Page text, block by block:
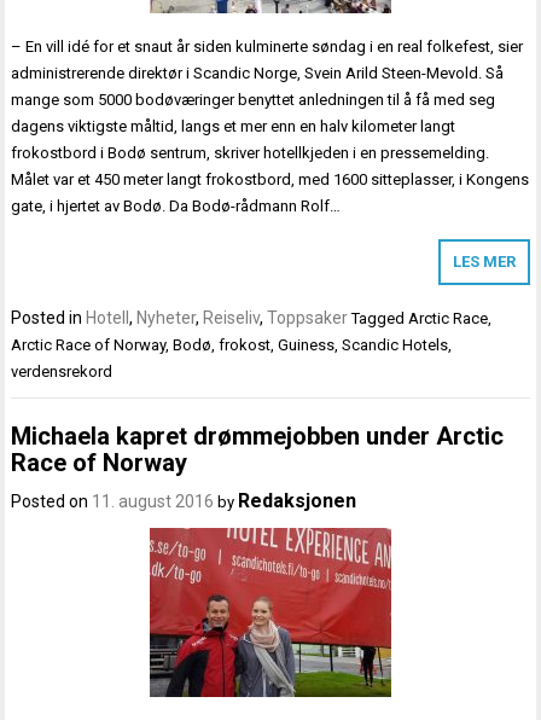
– En vill idé for et snaut år siden kulminerte søndag i en real folkefest, sier
administrerende direktør i Scandic Norge, Svein Arild Steen-Mevold. Så
mange som 5000 bodøværinger benyttet anledningen til å få med seg
dagens viktigste måltid, langs et mer enn en halv kilometer langt
frokostbord i Bodø sentrum, skriver hotellkjeden i en pressemelding.
Målet var et 450 meter langt frokostbord, med 1600 sitteplasser, i Kongens
gate, i hjertet av Bodø. Da Bodø-rådmann Rolf…
LES MER
Posted in Hotell, Nyheter, Reiseliv,Toppsaker TaggedArctic Race,
Arctic Race of Norway,Bodø,frokost,Guiness,Scandic Hotels,
verdensrekord
Michaela kapret drømmejobben under Arctic
Race of Norway
Posted on 11. august 2016 by Redaksjonen